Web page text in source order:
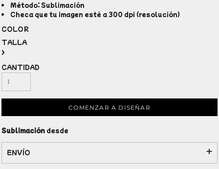
Método: Sublimación
Checa que tu imagen esté a 300 dpi (resolución)
COLOR
TALLA
>
CANTIDAD
COMENZAR A DISEÑAR
Sublimación desde
ENVÍO